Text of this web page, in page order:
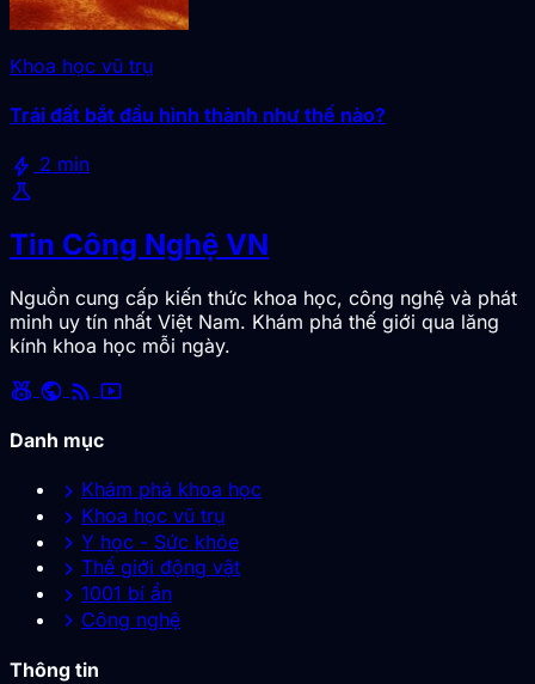
Khoa học vũ trụ
Trái đất bắt đầu hình thành như thế nào?
bolt 2 min
science
Tin Công Nghệ VN
Nguồn cung cấp kiến thức khoa học, công nghệ và phát
minh uy tín nhất Việt Nam. Khám phá thế giới qua lăng
kính khoa học mỗi ngày.
social_leaderboard public rss_feed smart_display
Danh mục
chevron_right Khám phá khoa học
chevron_right Khoa học vũ trụ
chevron_right Y học - Sức khỏe
chevron_right Thế giới động vật
chevron_right 1001 bí ẩn
chevron_right Công nghệ
Thông tin